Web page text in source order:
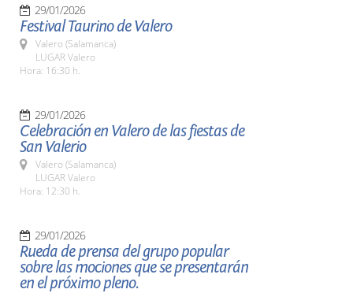
29/01/2026
Festival Taurino de Valero
Valero (Salamanca)
LUGAR Valero
Hora: 16:30 h.
29/01/2026
Celebración en Valero de las fiestas de
San Valerio
Valero (Salamanca)
LUGAR Valero
Hora: 12:30 h.
29/01/2026
Rueda de prensa del grupo popular
sobre las mociones que se presentarán
en el próximo pleno.